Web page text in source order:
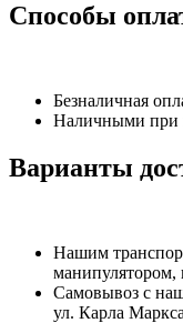
Способы
Безналичная
Наличными при
Варианты
Нашим
манипулятором,
Самовывоз с
ул. Карла